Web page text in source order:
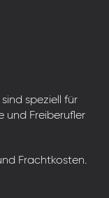
speziell für
und Freiberufler
Frachtkosten.